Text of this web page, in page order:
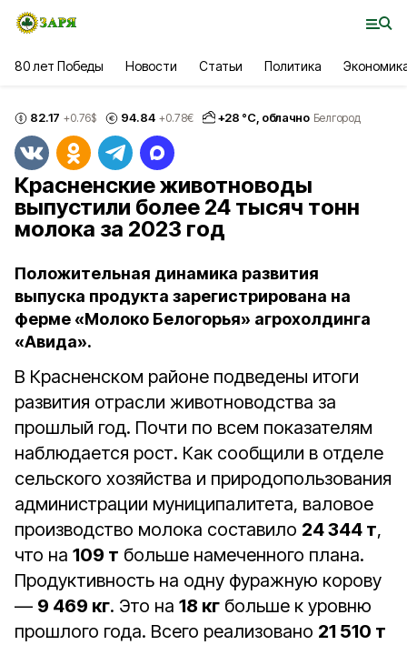
80 лет Победы Новости Статьи Политика
82.17 +0.76$ 94.84 +0.78€ +28 °С, облачно Белгород
Красненские животноводы
выпустили более 24 тысяч тонн
молока за 2023 год
Положительная динамика развития
выпуска продукта зарегистрирована на
ферме «Молоко Белогорья» агрохолдинга
«Авида».
В Красненском районе подведены итоги
развития отрасли животноводства за
прошлый год. Почти по всем показателям
наблюдается рост. Как сообщили в отделе
сельского хозяйства и природопользования
администрации муниципалитета, валовое
производство молока составило 24 344 т,
что на 109 т больше намеченного плана.
Продуктивность на одну фуражную корову
— 9 469 кг. Это на 18 кг больше к уровню
прошлого года. Всего реализовано 21 510 т